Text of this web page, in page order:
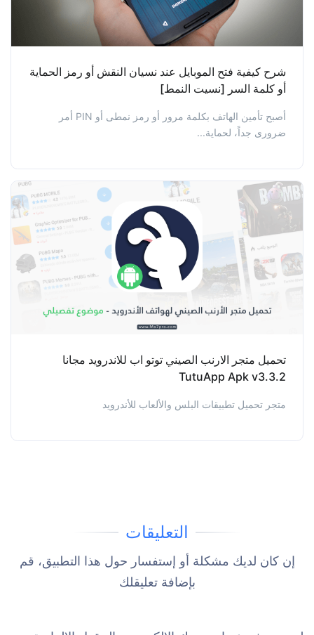
شرح كيفية فتح الموبايل عند نسيان النقش أو رمز الحماية
أو كلمة السر [نسيت النمط]
أصبح تأمين الهاتف بكلمة مرور أو رمز نمطى أو PIN أمر
ضرورى جداً، لحماية...
تحميل متجر الارنب الصيني توتو اب للاندرويد مجانا
TutuApp Apk v3.3.2
متجر تحميل تطبيقات البلس والألعاب للأندرويد
التعليقات
إن كان لديك مشكلة أو إستفسار حول هذا التطبيق، قم
بإضافة تعليقلك